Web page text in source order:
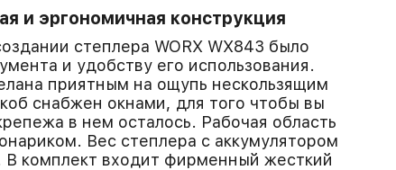
и эргономичная конструкция
степлера WORX WX843 было
и удобству его использования.
приятным на ощупь нескользящим
снабжен окнами, для того чтобы вы
в нем осталось. Рабочая область
Вес степлера с аккумулятором
В комплект входит фирменный жесткий